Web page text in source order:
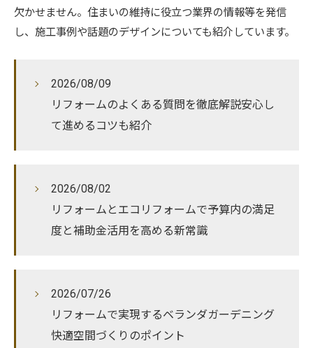
欠かせません。住まいの維持に役立つ業界の情報等を発信
し、施工事例や話題のデザインについても紹介しています。
2026/08/09
リフォームのよくある質問を徹底解説安心し
て進めるコツも紹介
2026/08/02
リフォームとエコリフォームで予算内の満足
度と補助金活用を高める新常識
2026/07/26
リフォームで実現するベランダガーデニング
快適空間づくりのポイント